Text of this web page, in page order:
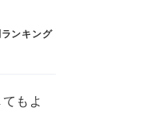
ンキング
もよ